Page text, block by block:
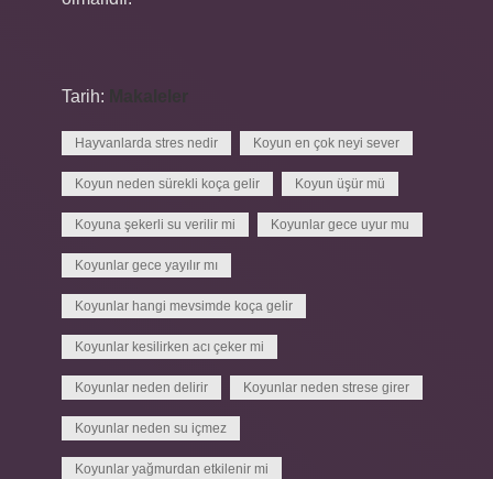
Tarih:
Hayvanlarda stres nedir Koyun en çok neyi sever
Koyun neden sürekli koça gelir Koyun üşür mü
Koyuna şekerli su verilir mi Koyunlar gece uyur mu
Koyunlar gece yayılır mı
Koyunlar hangi mevsimde koça gelir
Koyunlar kesilirken acı çeker mi
Koyunlar neden delirir Koyunlar neden strese girer
Koyunlar neden su içmez
Koyunlar yağmurdan etkilenir mi